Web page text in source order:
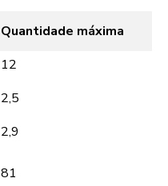
Quantidade máxima
12
2,5
2,9
81